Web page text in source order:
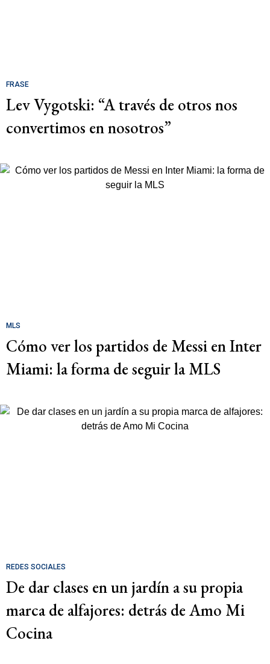
FRASE
Lev Vygotski: “A través de otros nos
convertimos en nosotros”
MLS
Cómo ver los partidos de Messi en Inter
Miami: la forma de seguir la MLS
REDES SOCIALES
De dar clases en un jardín a su propia
marca de alfajores: detrás de Amo Mi
Cocina